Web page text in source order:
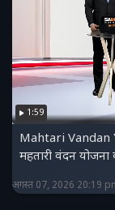
1:59
Mahtari Vandan
महतारी वंदन योजना
अगस्त 07, 2026 20:19